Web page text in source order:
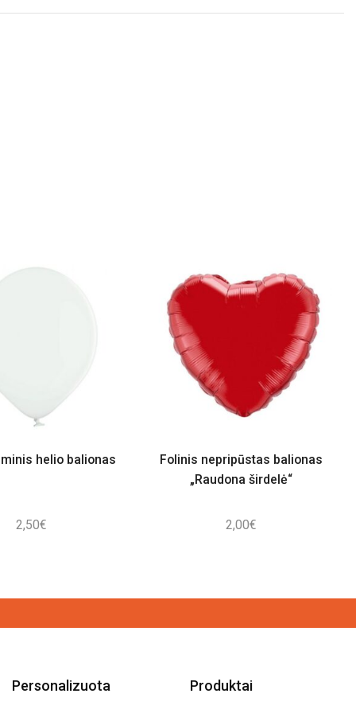
helio balionas
2,50€
Folinis nepripūstas balionas
„Raudona širdelė“
2,00€
Personalizuota Produktai